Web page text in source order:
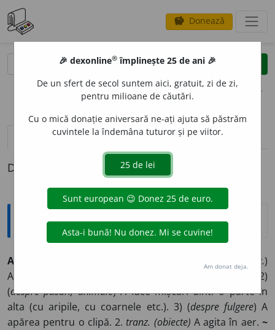
savings Donează
clear
opțiuni
definiții (1) pronunțievolume_up (8)
Definiția cu ID-ul 335092:
Explicative DEX
A FLUTUR despre pânze, plete etc.)
A se mișca neregulat (sub acțiunea vântului); a fâlfâi. 2)
(despre păsări, animale) A face mișcări dintr-o parte în
alta (cu aripile, cu coarnele etc.). 3) (despre fulgere) A
apărea pentru o clipă. 2. tranz. (obiecte) A agita în aer.~
🎉 dexonline® împlinește 25 de ani 🎉
De un sfert de secol suntem aici, gratuit, zi de zi,
pentru milioane de căutări.
Cu o mică donație aniversară ne-ați ajuta să păstrăm
cuvintele la îndemâna tuturor și pe viitor.
Am donat deja.